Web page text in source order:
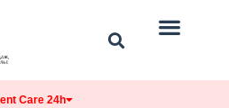
Care 24h